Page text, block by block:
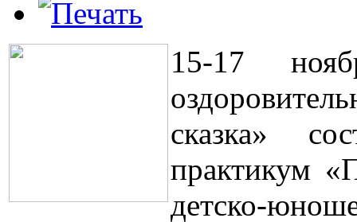
15-17
сказка»
практикум
детско-